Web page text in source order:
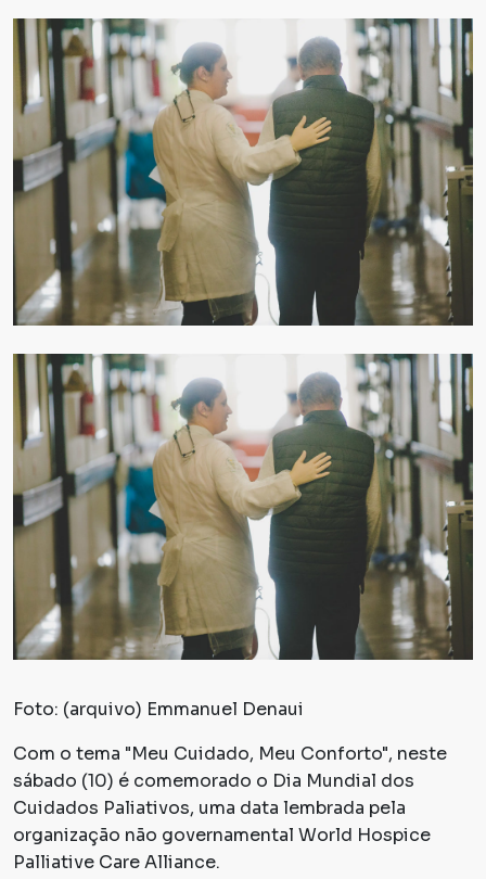
Foto: (arquivo) Emmanuel Denaui
Com o tema "Meu Cuidado, Meu Conforto", neste
sábado (10) é comemorado o Dia Mundial dos
Cuidados Paliativos, uma data lembrada pela
organização não governamental World Hospice
Palliative Care Alliance.